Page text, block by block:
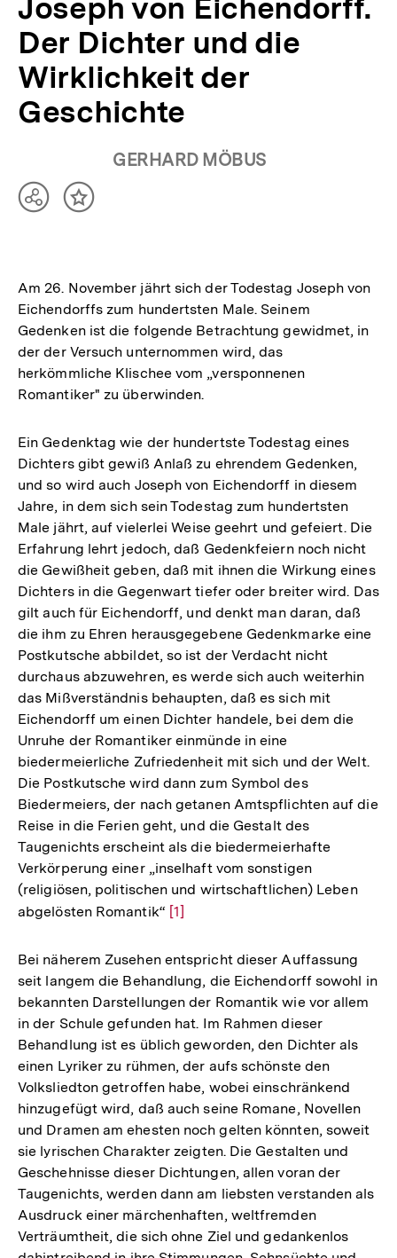
Joseph von Eichendorff.
Der Dichter und die
Wirklichkeit der
Geschichte
GERHARD MÖBUS
TeilenInhalt
Am 26. November jährt sich der Todestag Joseph von
Eichendorffs zum hundertsten Male. Seinem
Gedenken ist die folgende Betrachtung gewidmet, in
der der Versuch unternommen wird, das
herkömmliche Klischee vom „versponnenen
Romantiker" zu überwinden.
Ein Gedenktag wie der hundertste Todestag eines
Dichters gibt gewiß Anlaß zu ehrendem Gedenken,
und so wird auch Joseph von Eichendorff in diesem
Jahre, in dem sich sein Todestag zum hundertsten
Male jährt, auf vielerlei Weise geehrt und gefeiert. Die
Erfahrung lehrt jedoch, daß Gedenkfeiern noch nicht
die Gewißheit geben, daß mit ihnen die Wirkung eines
Dichters in die Gegenwart tiefer oder breiter wird. Das
gilt auch für Eichendorff, und denkt man daran, daß
die ihm zu Ehren herausgegebene Gedenkmarke eine
Postkutsche abbildet, so ist der Verdacht nicht
durchaus abzuwehren, es werde sich auch weiterhin
das Mißverständnis behaupten, daß es sich mit
Eichendorff um einen Dichter handele, bei dem die
Unruhe der Romantiker einmünde in eine
biedermeierliche Zufriedenheit mit sich und der Welt.
Die Postkutsche wird dann zum Symbol des
Biedermeiers, der nach getanen Amtspflichten auf die
Reise in die Ferien geht, und die Gestalt des
Taugenichts erscheint als die biedermeierhafte
Verkörperung einer „inselhaft vom sonstigen
(religiösen, politischen und wirtschaftlichen) Leben
abgelösten Romantik“ Zur
der
Fußnote
[1]
Bei näherem Zusehen entspricht dieser Auffassung
seit langem die Behandlung, die Eichendorff sowohl in
bekannten Darstellungen der Romantik wie vor allem
in der Schule gefunden hat. Im Rahmen dieser
Behandlung ist es üblich geworden, den Dichter als
einen Lyriker zu rühmen, der aufs schönste den
Volksliedton getroffen habe, wobei einschränkend
hinzugefügt wird, daß auch seine Romane, Novellen
und Dramen am ehesten noch gelten könnten, soweit
sie lyrischen Charakter zeigten. Die Gestalten und
Geschehnisse dieser Dichtungen, allen voran der
Taugenichts, werden dann am liebsten verstanden als
Ausdruck einer märchenhaften, weltfremden
Verträumtheit, die sich ohne Ziel und gedankenlos